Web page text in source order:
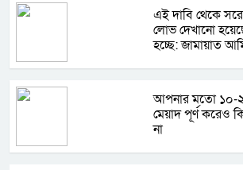
এই দাবি থেকে
লোভ দেখানো
হচ্ছে: জামায়াত
আপনার মতো ১০-
মেয়াদ পূর্ণ করেও
না